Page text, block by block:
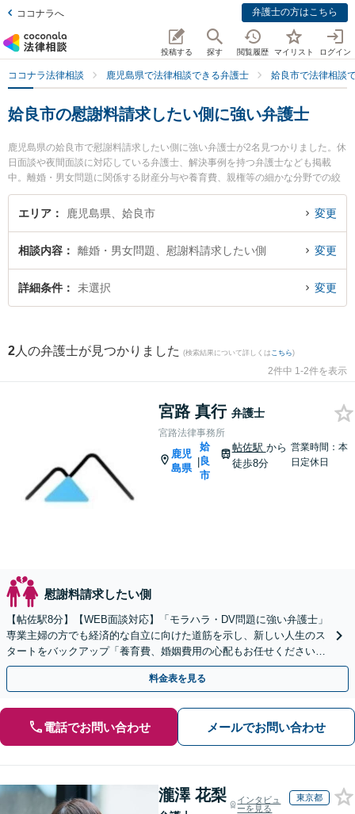
ココナラへ 弁護士の方はこちら
投稿する 探す 閲覧履歴 マイリスト ログイン
ココナラ法律相談 鹿児島県で法律相談できる弁護士 姶良市で法律相談
姶良市の慰謝料請求したい側に強い弁護士
鹿児島県の姶良市で慰謝料請求したい側に強い弁護士が2名見つかりました。休
日面談や夜間面談に対応している弁護士、解決事例を持つ弁護士なども掲載
中。離婚・男女問題に関係する財産分与や養育費、親権等の細かな分野での絞
り込み検索もでき便利です。特に宮路法律事務所の宮路 真行弁護士やかじき法
律事務所の竹山 真美弁護士のプロフィール情報や弁護士費用、強みなどが注目
績豊富な近くの弁護士を検索したい』『初回相談無料で慰謝料請求したい側を
法律相談できる姶良市内の弁護士に相談予約したい』などでお困りの相談者さ
んにおすすめです。
エリア 鹿児島県、姶良市 変更
相談内容 離婚・男女問題、慰謝料請求したい側 変更
詳細条件 未選択 変更
2 人の弁護士が見つかりました (検索結果について詳しくは こちら)
2件中 1-2件を表示
宮路 真行 弁護士
宮路法律事務所
鹿児
島県
|
姶
良
市
帖佐駅 から
徒歩8分
営業時間：本
日定休日
慰謝料請求したい側
【帖佐駅8分】【WEB面談対応】「モラハラ・DV問題に強い弁護士」
専業主婦の方でも経済的な自立に向けた道筋を示し、新しい人生のス
タートをバックアップ「養育費、婚姻費用の心配もお任せください」
経営者特有の離婚問題に対応【休日・夜間相談可】
料金表を見る
電話でお問い合わせ メールでお問い合わせ
瀧澤 花梨
インタビュ
ーを見る
東京都